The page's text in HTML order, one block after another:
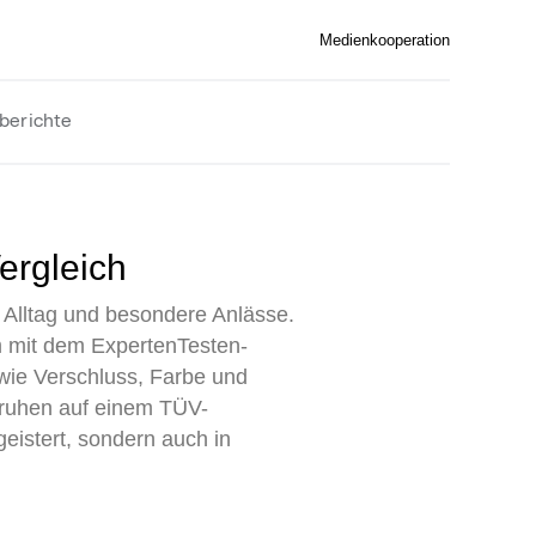
Medienkooperation
und besondere Anlässe.
dem ExpertenTesten-
Verschluss, Farbe und
auf einem TÜV-
sondern auch in